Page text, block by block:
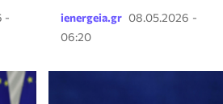
-
ienergeia.gr 08.05.2026 -
06:20